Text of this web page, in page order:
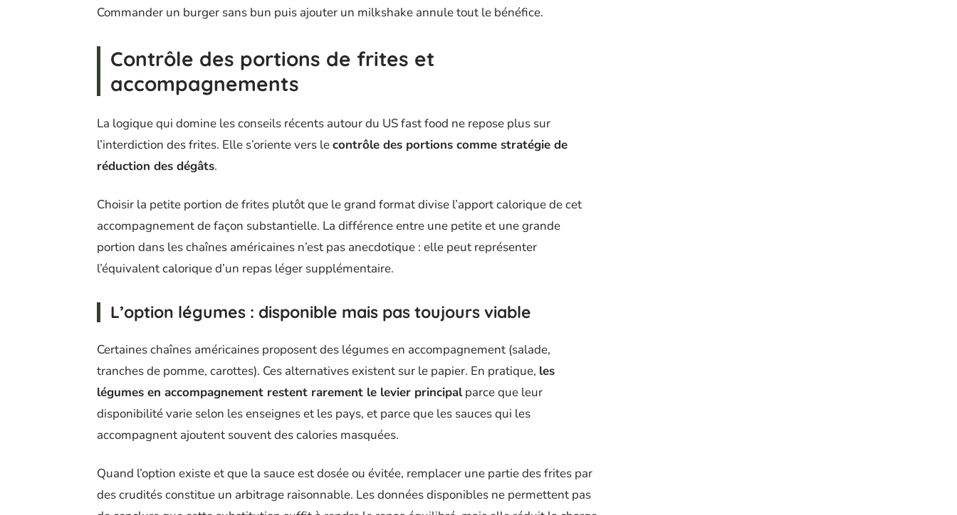
Commander un burger sans bun puis ajouter un milkshake annule tout le bénéfice.
Contrôle des portions de frites et
accompagnements
La logique qui domine les conseils récents autour du US fast food ne repose plus sur
l’interdiction des frites. Elle s’oriente vers lecontrôle des portions comme stratégie de
réduction des dégâts.
Choisir la petite portion de frites plutôt que le grand format divise l’apport calorique de cet
accompagnement de façon substantielle. La différence entre une petite et une grande
portion dans les chaînes américaines n’est pas anecdotique : elle peut représenter
l’équivalent calorique d’un repas léger supplémentaire.
L’option légumes : disponible mais pas toujours viable
Certaines chaînes américaines proposent des légumes en accompagnement (salade,
tranches de pomme, carottes). Ces alternatives existent sur le papier. En pratique, les
légumes en accompagnement restent rarement le levier principalparce que leur
disponibilité varie selon les enseignes et les pays, et parce que les sauces qui les
accompagnent ajoutent souvent des calories masquées.
Quand l’option existe et que la sauce est dosée ou évitée, remplacer une partie des frites par
des crudités constitue un arbitrage raisonnable. Les données disponibles ne permettent pas